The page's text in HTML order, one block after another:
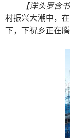
【洋头罗含
村振兴大潮中，
下，下祝乡正在腾